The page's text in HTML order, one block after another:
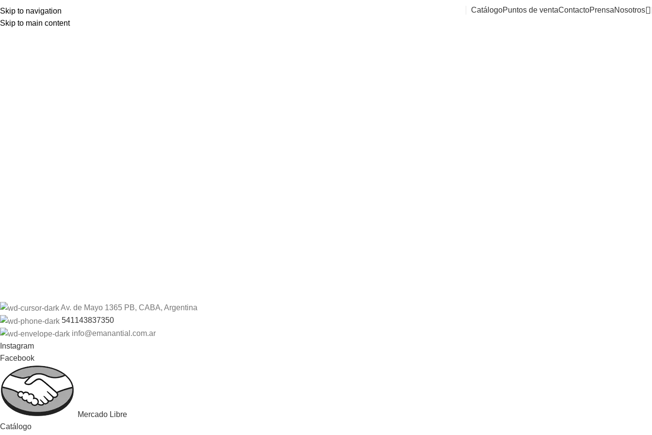
Skip to navigation
Skip to main content
CatálogoPuntos de ventaContactoPrensaNosotros
Av. de Mayo 1365 PB, CABA, Argentina
541143837350
info@emanantial.com.ar
Instagram
Facebook
Mercado Libre
Catálogo